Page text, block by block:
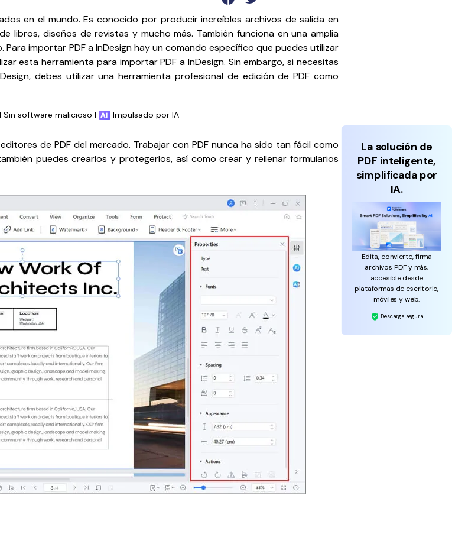
Actualizar a PDFelement V12.
en el mundo. Es conocido por producir increíbles archivos de salida en
libros, diseños de revistas y mucho más. También funciona en una amplia
importar PDF a InDesign hay un comando específico que puedes utilizar
esta herramienta para importar PDF a InDesign. Sin embargo, si necesitas
debes utilizar una herramienta profesional de edición de PDF como
Sin software malicioso | Impulsado por IA
de PDF del mercado. Trabajar con PDF nunca ha sido tan fácil como
puedes crearlos y protegerlos, así como crear y rellenar formularios
La solución de
PDF inteligente,
simplificada por
IA.
Edita, convierte, firma
archivos PDF y más,
accesible desde
plataformas de escritorio,
móviles y web.
Descarga segura